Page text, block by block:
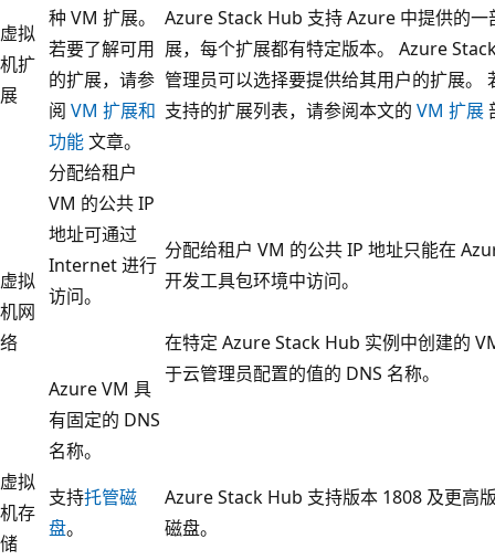
虚拟
机扩
展
种 VM 扩展。
若要了解可用
的扩展，请参
阅 VM 扩展和
功能文章。
Azure Stack Hub 支持 Azure 中提供的一
展，每个扩展都有特定版本。 Azure
管理员可以选择要提供给其用户的扩展。
支持的扩展列表，请参阅本文的 VM 扩展
虚拟
机网
络
分配给租户
VM 的公共 IP
地址可通过
Internet 进行
访问。
Azure VM 具
有固定的 DNS
名称。
分配给租户 VM 的公共 IP 地址只能在
开发工具包环境中访问。
在特定 Azure Stack Hub 实例中创建的
于云管理员配置的值的 DNS 名称。
虚拟
机存
储
支持托管磁
盘。
Azure Stack Hub 支持版本 1808 及更高
磁盘。